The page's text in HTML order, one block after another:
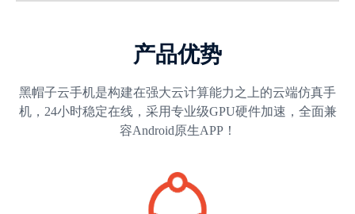
产品优势
黑帽子云手机是构建在强大云计算能力之上的云端仿真手
机，24小时稳定在线，采用专业级GPU硬件加速，全面兼
容Android原生APP！